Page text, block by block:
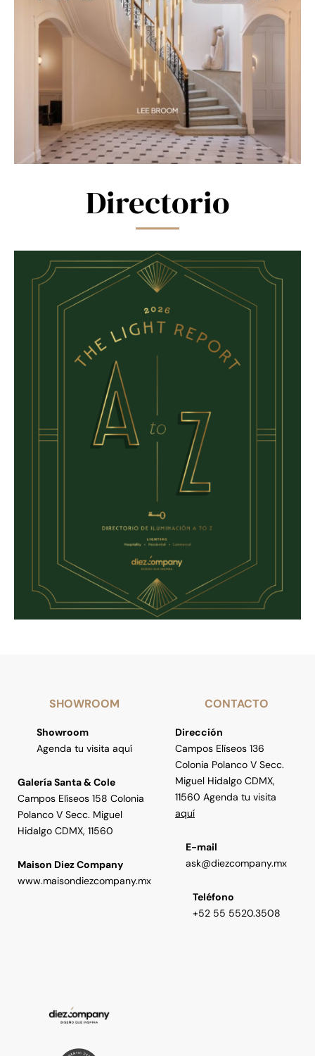
Directorio
SHOWROOM
Showroom
Agenda tu visita aquí
Galería Santa & Cole
Campos Elíseos 158 Colonia
Polanco V Secc. Miguel
Hidalgo CDMX, 11560
Maison Diez Company
www.maisondiezcompany.mx
CONTACTO
Dirección
Campos Elíseos 136
Colonia Polanco V Secc.
Miguel Hidalgo CDMX,
11560 Agenda tu visita
aquí
E-mail
ask@diezcompany.mx
Teléfono
+52 55 5520.3508